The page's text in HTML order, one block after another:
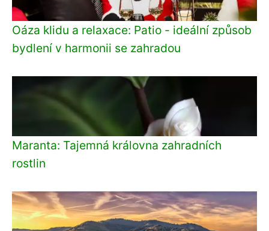
Oáza klidu a relaxace: Patio - ideální způsob
bydlení v harmonii se zahradou
Maranta: Tajemná královna zahradních
rostlin